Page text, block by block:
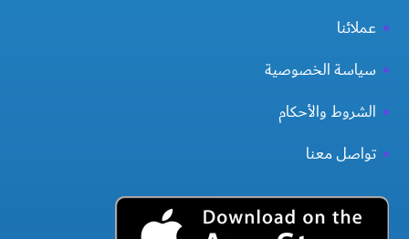
عملائنا
سياسة الخصوصية
الشروط والأحكام
تواصل معنا